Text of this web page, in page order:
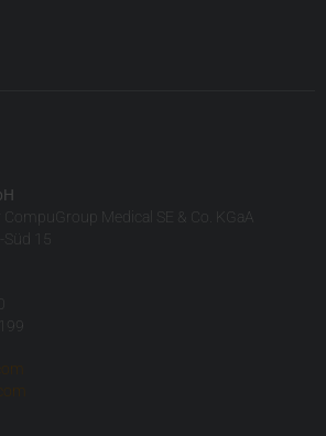
Medical SE & Co. KGaA
15